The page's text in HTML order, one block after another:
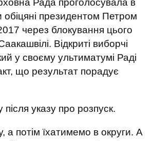
Рада проголосувала в
обіцяні президентом Петром
через блокування цього
Відкриті виборчі
у своєму ультиматумі Раді
що результат порадує
указу про розпуск.
а потім їхатимемо в округи. А